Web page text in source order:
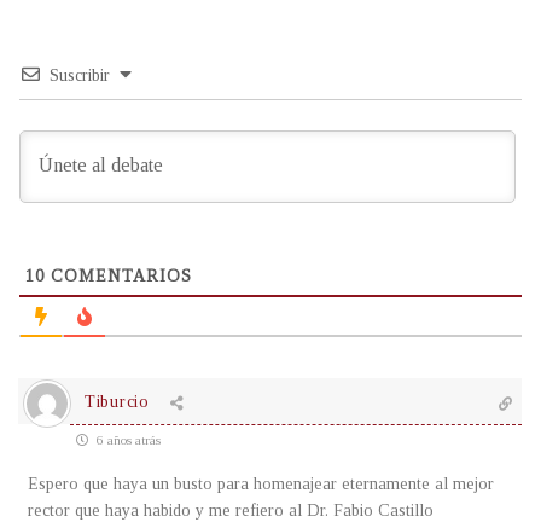
Suscribir
10 COMENTARIOS
Tiburcio
6 años atrás
Espero que haya un busto para homenajear eternamente al mejor
rector que haya habido y me refiero al Dr. Fabio Castillo